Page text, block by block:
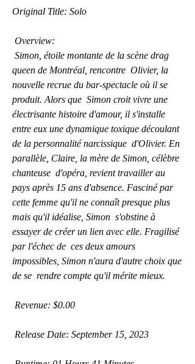
Original Title: Solo
Overview:
queen de Montréal, rencontre  Olivier, la
nouvelle recrue du bar-spectacle où il se
produit. Alors que  Simon croit vivre une
électrisante histoire d'amour, il s'installe
entre eux une dynamique toxique découlant
de la personnalité narcissique  d'Olivier. En
parallèle, Claire, la mère de Simon, célèbre
chanteuse  d'opéra, revient travailler au
pays après 15 ans d'absence. Fasciné par
cette femme qu'il ne connaît presque plus
mais qu'il idéalise, Simon  s'obstine à
essayer de créer un lien avec elle. Fragilisé
par l'échec de  ces deux amours
impossibles, Simon n'aura d'autre choix que
de se  rendre compte qu'il mérite mieux.
Revenue: $0.00
Release Date: September 15, 2023